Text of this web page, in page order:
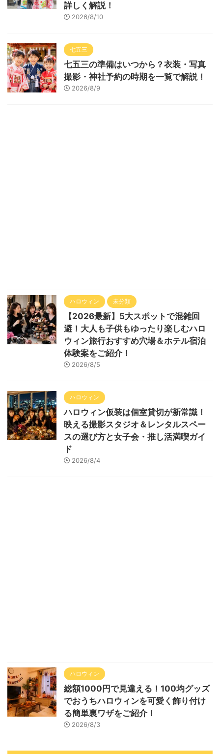
詳しく解説！
2026/8/10
七五三
七五三の準備はいつから？衣装・写真
撮影・神社予約の時期を一覧で解説！
2026/8/9
ハロウィン 未分類
【2026最新】5大スポットで混雑回
避！大人も子供もゆったり楽しむハロ
ウィン旅行おすすめ穴場＆ホテル宿泊
体験案をご紹介！
2026/8/5
ハロウィン
ハロウィン仮装は個室貸切が新常識！
映える撮影スタジオ＆レンタルスペー
スの選び方と女子会・推し活満喫ガイ
ド
2026/8/4
ハロウィン
総額1000円で見違える！100均グッズ
でおうちハロウィンを可愛く飾り付け
る簡単裏ワザをご紹介！
2026/8/3